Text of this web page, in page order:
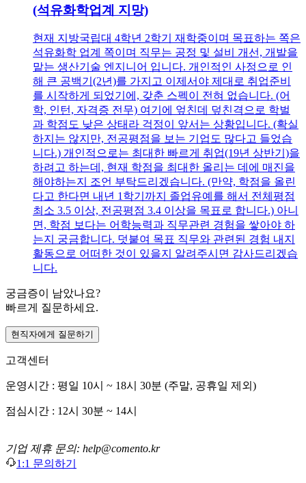
(석유화학업계 지망)
현재 지방국립대 4학년 2학기 재학중이며 목표하는 쪽은
석유화학 업계 쪽이며 직무는 공정 및 설비 개선, 개발을
맡는 생산기술 엔지니어 입니다. 개인적인 사정으로 인
해 큰 공백기(2년)를 가지고 이제서야 제대로 취업준비
를 시작하게 되었기에, 갖춘 스펙이 전혀 없습니다. (어
학, 인턴, 자격증 전무) 여기에 엎친데 덮친격으로 학벌
과 학점도 낮은 상태라 걱정이 앞서는 상황입니다. (확실
하지는 않지만, 전공평점을 보는 기업도 많다고 들었습
니다.) 개인적으로는 최대한 빠르게 취업(19년 상반기)을
하려고 하는데, 현재 학점을 최대한 올리는 데에 매진을
해야하는지 조언 부탁드리겠습니다. (만약, 학점을 올린
다고 한다면 내년 1학기까지 졸업유예를 해서 전체평점
최소 3.5 이상, 전공평점 3.4 이상을 목표로 합니다.) 아니
면, 학점 보다는 어학능력과 직무관련 경험을 쌓아야 하
는지 궁금합니다. 덧붙여 목표 직무와 관련된 경험 내지
활동으로 어떠한 것이 있을지 알려주시면 감사드리겠습
니다.
궁금증이 남았나요?
빠르게 질문하세요.
현직자에게 질문하기
고객센터
운영시간 : 평일 10시 ~ 18시 30분 (주말, 공휴일 제외)
점심시간 : 12시 30분 ~ 14시
기업 제휴 문의: help@comento.kr
1:1 문의하기